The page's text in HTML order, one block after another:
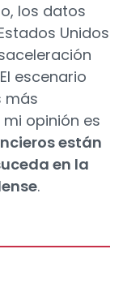
los datos
Unidos
escenario
más
opinión es
están
en la
.